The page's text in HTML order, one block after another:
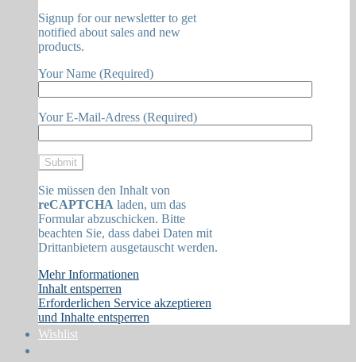
Signup for our newsletter to get
notified about sales and new
products.
Your Name (Required)
Your E-Mail-Adress (Required)
Sie müssen den Inhalt von
reCAPTCHA laden, um das
Formular abzuschicken. Bitte
beachten Sie, dass dabei Daten mit
Drittanbietern ausgetauscht werden.
Mehr Informationen
Inhalt entsperren
Erforderlichen Service akzeptieren
und Inhalte entsperren
Wishlist